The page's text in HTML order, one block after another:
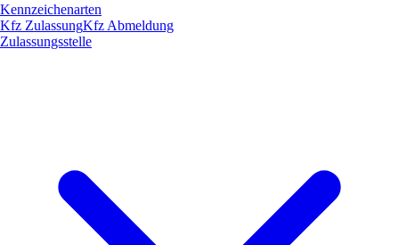
Kennzeichenarten
Kfz ZulassungKfz Abmeldung
Zulassungsstelle